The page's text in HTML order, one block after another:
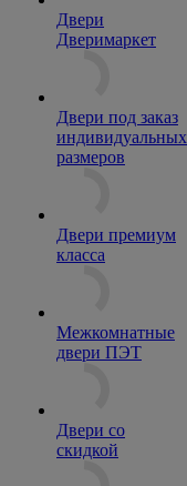
Двери
Дверимаркет
Двери под заказ
индивидуальных
размеров
Двери премиум
класса
Межкомнатные
двери ПЭТ
Двери со
скидкой